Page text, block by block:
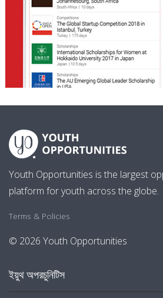
Youth Opportunities is the largest
platform for youth across the globe.
Terms & Policies
© 2026 Youth Opportunities
ইয়ুথ অপরচুনিটিস